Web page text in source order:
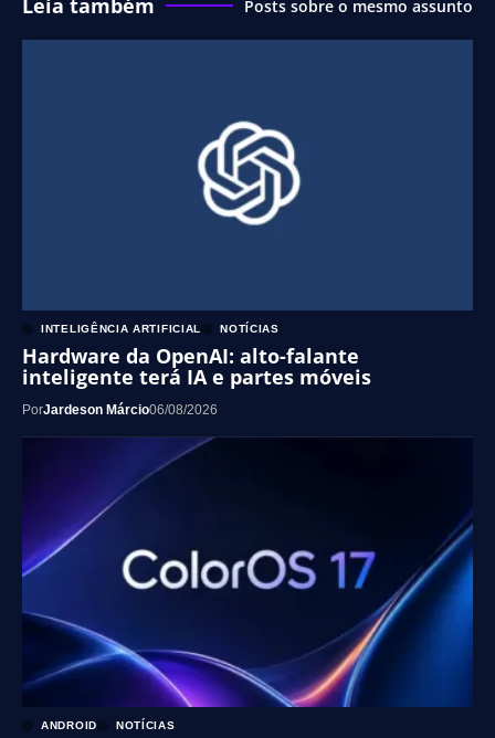
Leia também Posts sobre o mesmo assunto
INTELIGÊNCIA ARTIFICIAL NOTÍCIAS
Hardware da OpenAI: alto-falante
inteligente terá IA e partes móveis
PorJardeson Márcio06/08/2026
ANDROID NOTÍCIAS